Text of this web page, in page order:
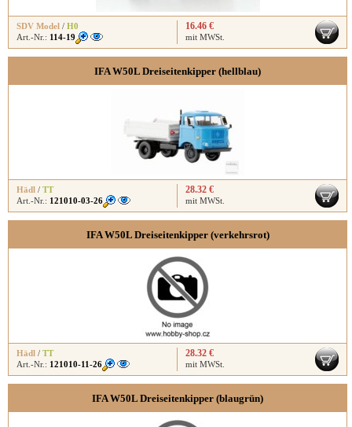
SDV Model / H0
Art.-Nr.: 114-19
16.46 €
mit MWSt.
IFA W50L Dreiseitenkipper (hellblau)
Hädl / TT
Art.-Nr.: 121010-03-26
28.32 €
mit MWSt.
IFA W50L Dreiseitenkipper (verkehrsrot)
Hädl / TT
Art.-Nr.: 121010-11-26
28.32 €
mit MWSt.
IFA W50L Dreiseitenkipper (blaugrün)